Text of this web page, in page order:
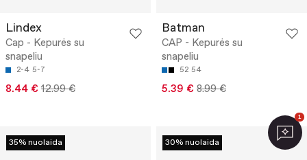
Lindex
Cap - Kepurės su
snapeliu
2-4 5-7
8.44 € 12.99 €
Batman
CAP - Kepurės su
snapeliu
52 54
5.39 € 8.99 €
35% nuolaida 30% nuolaida
1